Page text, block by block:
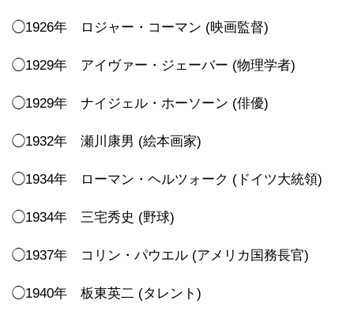
◯1926年 ロジャー・コーマン (映画監督)
◯1929年 アイヴァー・ジェーバー (物理学者)
◯1929年 ナイジェル・ホーソーン (俳優)
◯1932年 瀬川康男 (絵本画家)
◯1934年 ローマン・ヘルツォーク (ドイツ大統領)
◯1934年 三宅秀史 (野球)
◯1937年 コリン・パウエル (アメリカ国務長官)
◯1940年 板東英二 (タレント)